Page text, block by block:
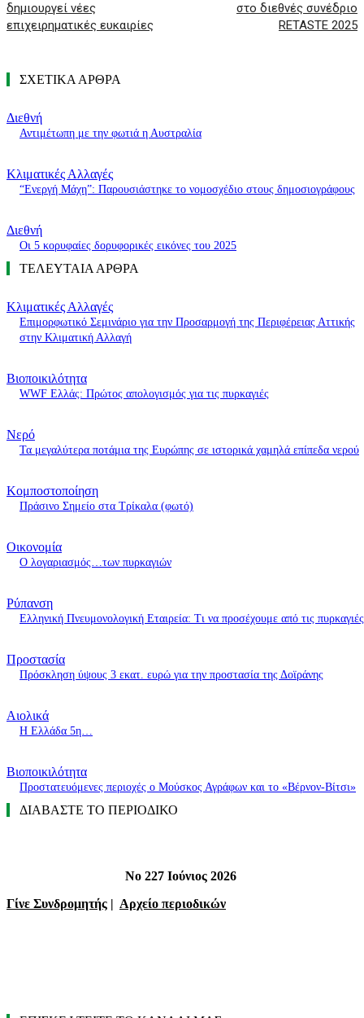
δημιουργεί νέες
επιχειρηματικές ευκαιρίες
στο διεθνές συνέδριο
RETASTE 2025
ΣΧΕΤΙΚΑ ΑΡΘΡΑ
Διεθνή
Αντιμέτωπη με την φωτιά η Αυστραλία
Κλιματικές Αλλαγές
“Ενεργή Μάχη”: Παρουσιάστηκε το νομοσχέδιο στους δημοσιογράφους
Διεθνή
Οι 5 κορυφαίες δορυφορικές εικόνες του 2025
ΤΕΛΕΥΤΑΙΑ ΑΡΘΡΑ
Κλιματικές Αλλαγές
Επιμορφωτικό Σεμινάριο για την Προσαρμογή της Περιφέρειας Αττικής
στην Κλιματική Αλλαγή
Βιοποικιλότητα
WWF Ελλάς: Πρώτος απολογισμός για τις πυρκαγιές
Νερό
Τα μεγαλύτερα ποτάμια της Ευρώπης σε ιστορικά χαμηλά επίπεδα νερού
Κομποστοποίηση
Πράσινο Σημείο στα Τρίκαλα (φωτό)
Οικονομία
O λογαριασμός…των πυρκαγιών
Ρύπανση
Ελληνική Πνευμονολογική Εταιρεία: Τι να προσέχουμε από τις πυρκαγιές
Προστασία
Πρόσκληση ύψους 3 εκατ. ευρώ για την προστασία της Δοϊράνης
Αιολικά
Η Ελλάδα 5η…
Βιοποικιλότητα
Προστατευόμενες περιοχές ο Μούσκος Αγράφων και το «Βέρνον-Βίτσι»
ΔΙΑΒΑΣΤΕ ΤΟ ΠΕΡΙΟΔΙΚΟ
Νο 227 Ιούνιος 2026
Γίνε Συνδρομητής | Αρχείο περιοδικών